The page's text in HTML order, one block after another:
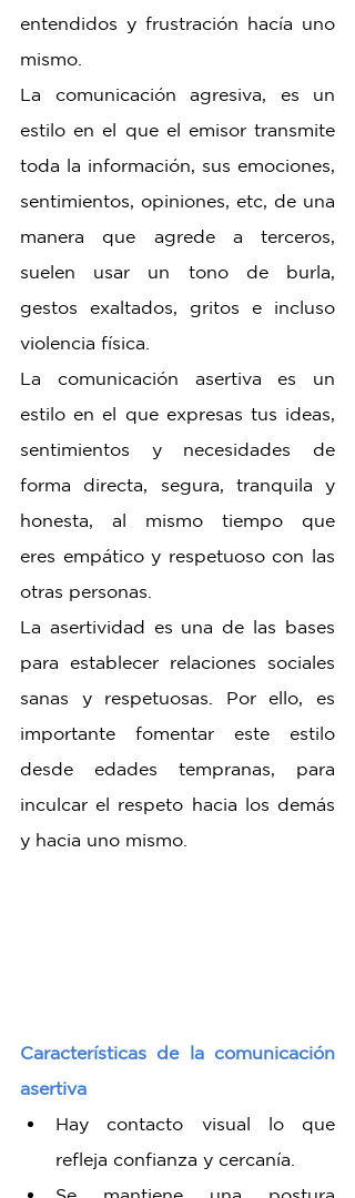
entendidos y frustración hacía uno
mismo.
La comunicación agresiva, es un
estilo en el que el emisor transmite
toda la información, sus emociones,
sentimientos, opiniones, etc, de una
manera que agrede a terceros,
suelen usar un tono de burla,
gestos exaltados, gritos e incluso
violencia física.
La comunicación asertiva es un
estilo en el que expresas tus ideas,
sentimientos y necesidades de
forma directa, segura, tranquila y
honesta, al mismo tiempo que
eres empático y respetuoso con las
otras personas.
La asertividad es una de las bases
para establecer relaciones sociales
sanas y respetuosas. Por ello, es
importante fomentar este estilo
desde edades tempranas, para
inculcar el respeto hacia los demás
y hacia uno mismo.
Características de la comunicación
asertiva
Hay contacto visual lo que
refleja confianza y cercanía.